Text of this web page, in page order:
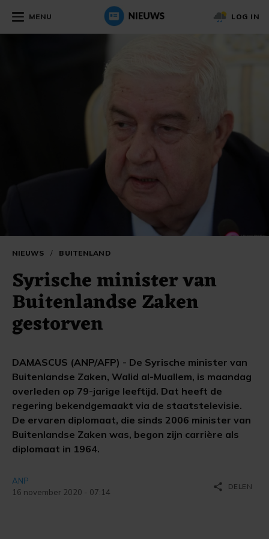
MENU LOG IN
NIEUWS / BUITENLAND
Syrische minister van
Buitenlandse Zaken
gestorven
DAMASCUS (ANP/AFP) - De Syrische minister van
Buitenlandse Zaken, Walid al-Muallem, is maandag
overleden op 79-jarige leeftijd. Dat heeft de
regering bekendgemaakt via de staatstelevisie.
De ervaren diplomaat, die sinds 2006 minister van
Buitenlandse Zaken was, begon zijn carrière als
diplomaat in 1964.
ANP
16 november 2020 - 07:14
share DELEN